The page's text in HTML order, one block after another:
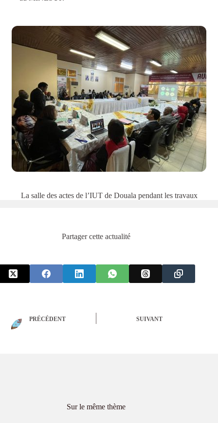
La salle des actes de l’IUT de Douala pendant les travaux
Partager cette actualité
PRÉCÉDENT SUIVANT
Sur le même thème